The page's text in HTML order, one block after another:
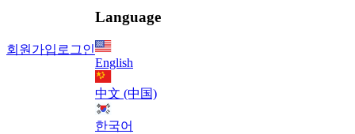
회원가입 로그인
Language
English
中文 (中国)
한국어